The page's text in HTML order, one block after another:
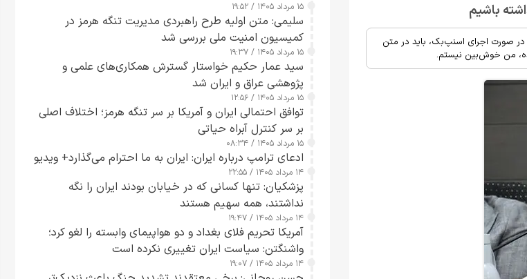
باشیم
صورت اجرای اسنپ‌بک، باید در متن
من خوش‌بین نیستم.
۱۵ مرداد ۱۴۰۵ / ۱۹:۵۲
سلیمی: متن اولیه طرح راهبردی مدیریت تنگه هرمز در
کمیسیون امنیت ملی بررسی شد
۱۵ مرداد ۱۴۰۵ / ۱۹:۳۷
سید عمار حکیم خواستار گسترش همکاری‌های علمی و
پژوهشی عراق و ایران شد
۱۵ مرداد ۱۴۰۵ / ۱۲:۵۶
توافق احتمالی ایران و آمریکا بر سر تنگه هرمز؛ اختلاف اصلی
بر سر کنترل آبراه حیاتی
۱۵ مرداد ۱۴۰۵ / ۰۸:۳۴
ادعای ترامپ درباره ایران: ایران به ما احترام می‌گذارد+ ویدیو
۱۴ مرداد ۱۴۰۵ / ۲۲:۵۵
پزشکیان: تنها کسانی که در خیابان بودند ایران را نگه
نداشتند، همه سهیم هستند
۱۴ مرداد ۱۴۰۵ / ۱۹:۴۷
آمریکا تحریم فلای بغداد و دو هواپیمای وابسته را لغو کرد؛
واشنگتن: سیاست ایران تغییری نکرده است
۱۴ مرداد ۱۴۰۵ / ۱۹:۰۷